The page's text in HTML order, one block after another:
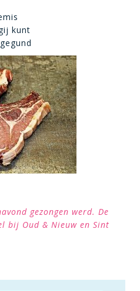
kunt
gezongen werd. De
bij Oud & Nieuw en Sint